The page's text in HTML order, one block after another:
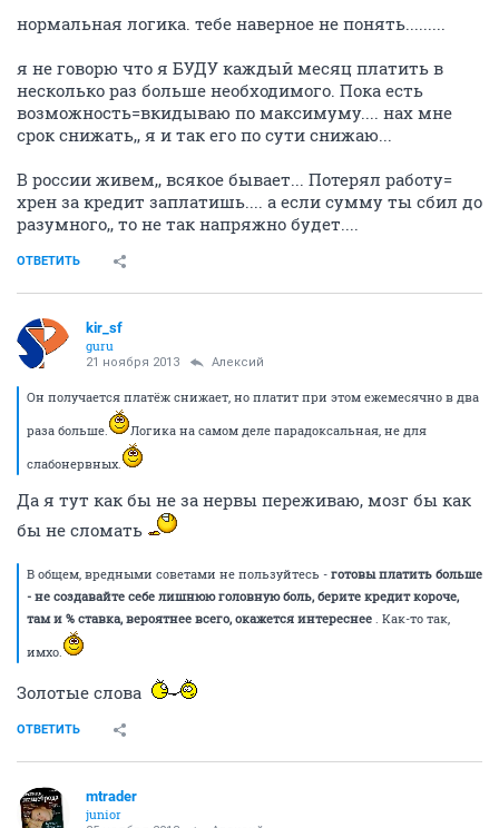
нормальная логика. тебе наверное не понять.........
я не говорю что я БУДУ каждый месяц платить в
несколько раз больше необходимого. Пока есть
возможность=вкидываю по максимуму.... нах мне
срок снижать,, я и так его по сути снижаю...
В россии живем,, всякое бывает... Потерял работу=
хрен за кредит заплатишь.... а если сумму ты сбил до
разумного,, то не так напряжно будет....
ОТВЕТИТЬ
kir_sf
guru
21 ноября 2013 Алексий
Он получается платёж снижает, но платит при этом ежемесячно в два
раза больше.
Логика на самом деле парадоксальная, не для
слабонервных.
Да я тут как бы не за нервы переживаю, мозг бы как
бы не сломать
В общем, вредными советами не пользуйтесь - готовы платить больше
- не создавайте себе лишнюю головную боль, берите кредит короче,
там и % ставка, вероятнее всего, окажется интереснее . Как-то так,
имхо.
Золотые слова
ОТВЕТИТЬ
mtrader
junior